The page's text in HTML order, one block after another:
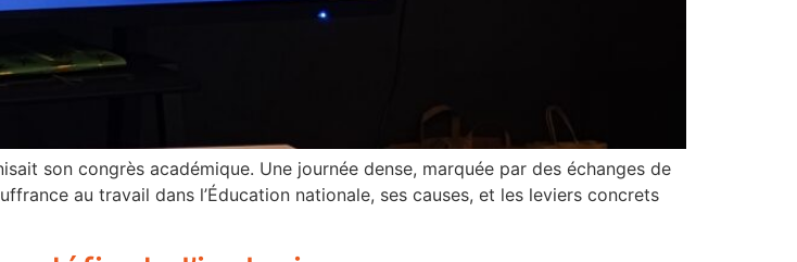
son congrès académique. Une journée dense, marquée par des échanges de
au travail dans l’Éducation nationale, ses causes, et les leviers concrets